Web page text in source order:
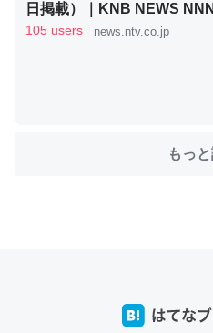
ジになったり努力してるし。
─ニュース :: 【研究発表】昆虫学
日掲載）｜KNB NEWS NNN
105 users news.ntv.co.jp
もっ